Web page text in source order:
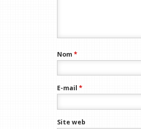
Nom*
E-mail *
Site web